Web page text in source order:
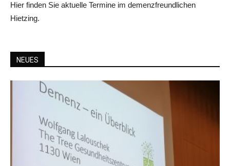
Hier finden Sie aktuelle Termine im demenzfreundlichen
Hietzing.
NEUES